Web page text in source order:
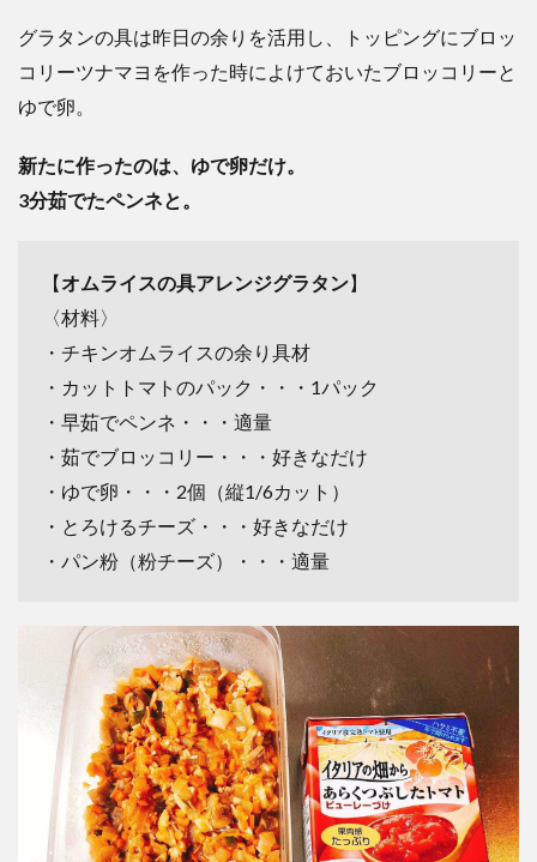
グラタンの具は昨日の余りを活用し、トッピングにブロッ
コリーツナマヨを作った時によけておいたブロッコリーと
ゆで卵。
新たに作ったのは、ゆで卵だけ。
3分茹でたペンネと。
【オムライスの具アレンジグラタン】
〈材料〉
・チキンオムライスの余り具材
・カットトマトのパック・・・1パック
・早茹でペンネ・・・適量
・茹でブロッコリー・・・好きなだけ
・ゆで卵・・・2個（縦1/6カット）
・とろけるチーズ・・・好きなだけ
・パン粉（粉チーズ）・・・適量